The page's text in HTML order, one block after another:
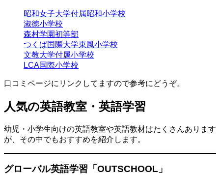
昭和女子大学付属昭和小学校
淑徳小学校
森村学園初等部
つくば国際大学東風小学校
文教大学付属小学校
LCA国際小学校
口コミページにリンクしてますので参考にどうぞ。
人気の英語教室・英語学習
幼児・小学生向けの英語教室や英語教材はたくさんあります
が、その中でもおすすめを紹介します。
グローバル英語学習「OUTSCHOOL」